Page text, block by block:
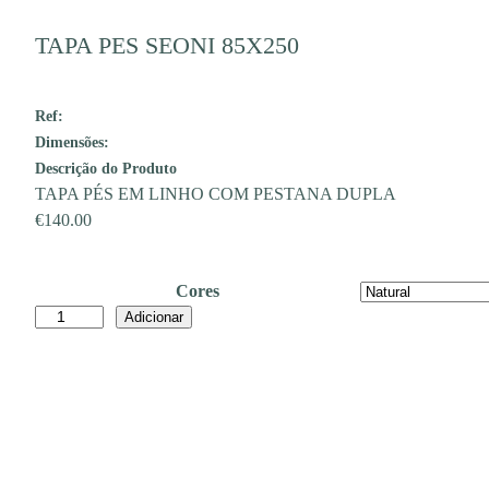
TAPA PES SEONI 85X250
Ref:
Dimensões:
Descrição do Produto
TAPA PÉS EM LINHO COM PESTANA DUPLA
€140.00
Cores
Quantidade
Adicionar